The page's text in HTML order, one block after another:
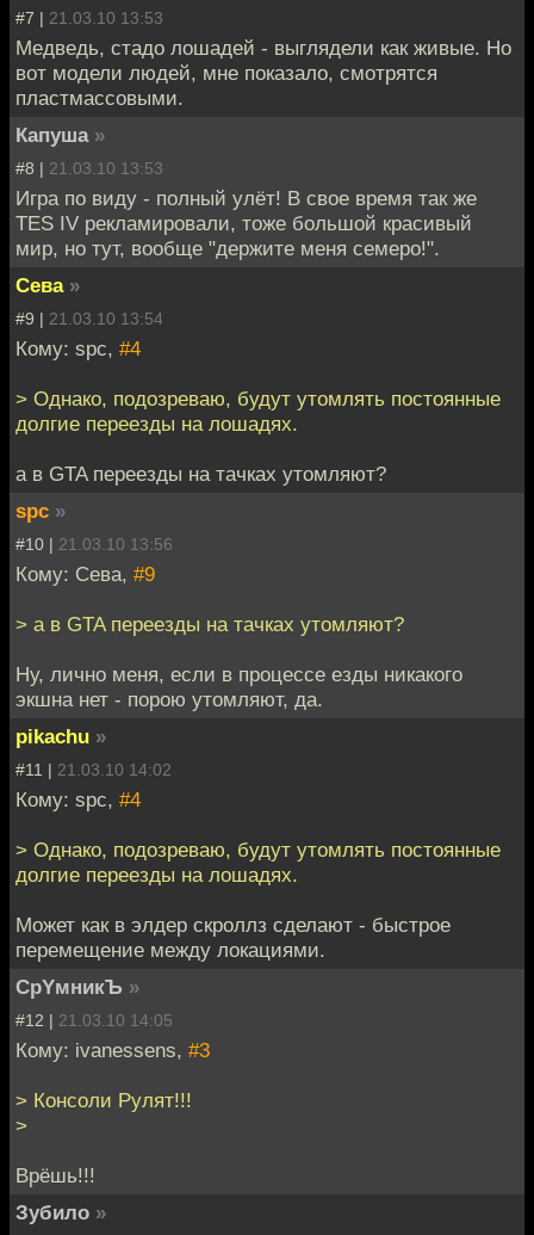
#7 | 21.03.10 13:53
Медведь, стадо лошадей - выглядели как живые. Но
вот модели людей, мне показало, смотрятся
пластмассовыми.
Капуша »
#8 | 21.03.10 13:53
Игра по виду - полный улёт! В свое время так же
TES IV рекламировали, тоже большой красивый
мир, но тут, вообще "держите меня семеро!".
Сева »
#9 | 21.03.10 13:54
Кому: spc, #4
> Однако, подозреваю, будут утомлять постоянные
долгие переезды на лошадях.
а в GTA переезды на тачках утомляют?
spc »
#10 | 21.03.10 13:56
Кому: Сева, #9
> а в GTA переезды на тачках утомляют?
Ну, лично меня, если в процессе езды никакого
экшна нет - порою утомляют, да.
pikachu »
#11 | 21.03.10 14:02
Кому: spc, #4
> Однако, подозреваю, будут утомлять постоянные
долгие переезды на лошадях.
Может как в элдер скроллз сделают - быстрое
перемещение между локациями.
CpYмникЪ »
#12 | 21.03.10 14:05
Кому: ivanessens, #3
> Консоли Рулят!!!
>
Врёшь!!!
Зубило »